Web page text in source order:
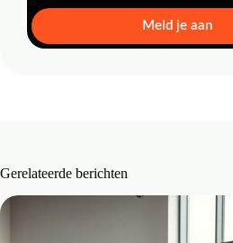
Meld je aan
Gerelateerde berichten